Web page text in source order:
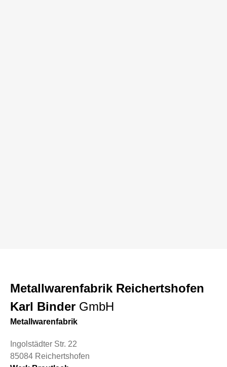
Metallwarenfabrik Reichertshofen
Karl Binder GmbH
Metallwarenfabrik
Ingolstädter Str. 22
85084 Reichertshofen